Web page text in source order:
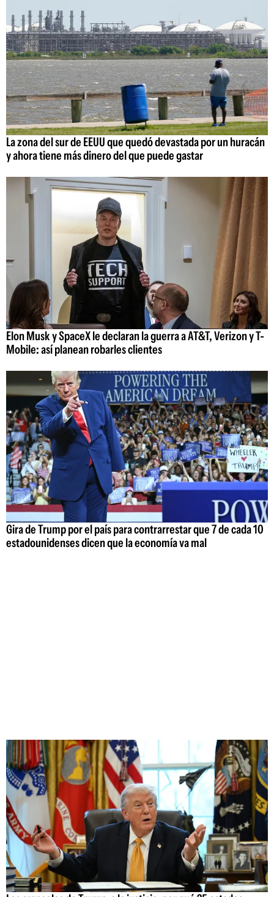
La zona del sur de EEUU que quedó devastada por un huracán
y ahora tiene más dinero del que puede gastar
Elon Musk y SpaceX le declaran la guerra a AT&T, Verizon y T-
Mobile: así planean robarles clientes
Gira de Trump por el país para contrarrestar que 7 de cada 10
estadounidenses dicen que la economía va mal